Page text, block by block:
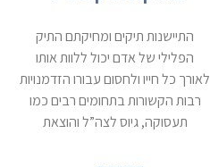
התיישנות תיקים ומחיקתם התיק
הפלילי של אדם יכול ללוות אותו
לאורך כל חייו ולחסום עבורו הזדמנויות
רבות הקשורות בתחומים רבים כמו
תעסוקה, גיוס לצה”ל והוצאת